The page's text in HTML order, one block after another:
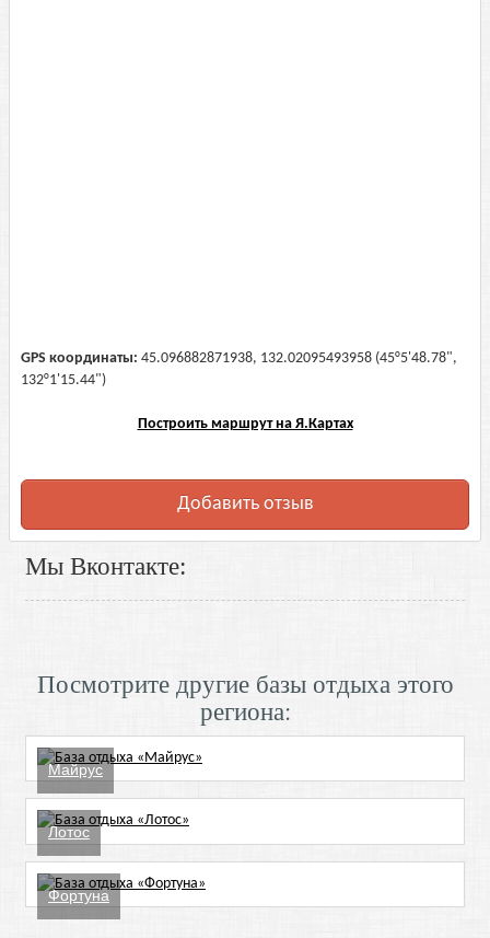
GPS координаты: 45.096882871938, 132.02095493958 (45°5'48.78",
132°1'15.44")
Построить маршрут на Я.Картах
Добавить отзыв
Мы Вконтакте:
Посмотрите другие базы отдыха этого
региона:
Майрус
Лотос
Фортуна